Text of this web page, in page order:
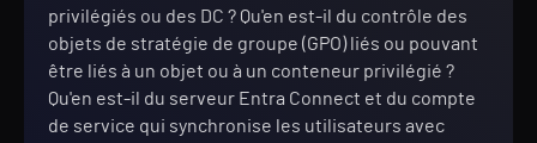
privilégiés ou des DC ? Qu'en est-il du contrôle des
objets de stratégie de groupe (GPO) liés ou pouvant
être liés à un objet ou à un conteneur privilégié ?
Qu'en est-il du serveur Entra Connect et du compte
de service qui synchronise les utilisateurs avec